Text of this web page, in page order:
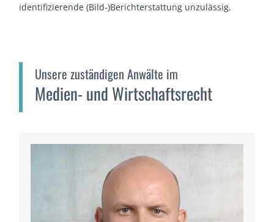
identifizierende (Bild-)Berichterstattung unzulässig.
Unsere zuständigen Anwälte im
Medien- und Wirtschaftsrecht